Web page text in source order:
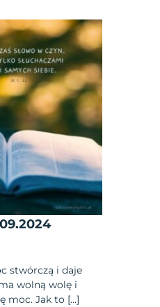
stwórczą i daje
wolną wolę i
moc. Jak to […]